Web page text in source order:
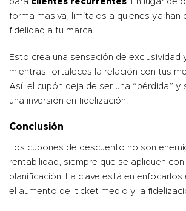
forma masiva, limítalos a quienes ya han
fidelidad a tu marca.
Esto crea una sensación de exclusividad
mientras fortaleces la relación con tus
Así, el cupón deja de ser una “pérdida” y
una inversión en fidelización.
Conclusión
Los cupones de descuento no son
rentabilidad, siempre que se apliquen
planificación. La clave está en enfocarlos
el aumento del ticket medio y la